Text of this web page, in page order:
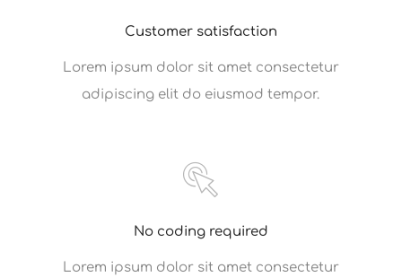
Customer satisfaction
Lorem ipsum dolor sit amet consectetur
adipiscing elit do eiusmod tempor.
No coding required
Lorem ipsum dolor sit amet consectetur